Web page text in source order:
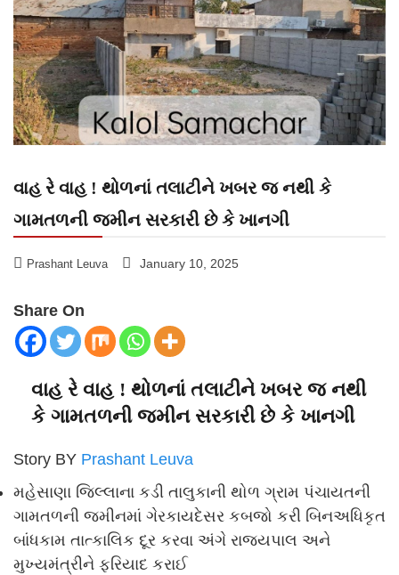
વાહ રે વાહ ! થોળનાં તલાટીને ખબર જ નથી કે
ગામતળની જમીન સરકારી છે કે ખાનગી
Prashant Leuva January 10, 2025
Share On
વાહ રે વાહ ! થોળનાં તલાટીને ખબર જ નથી
કે ગામતળની જમીન સરકારી છે કે ખાનગી
Story BY Prashant Leuva
મહેસાણા જિલ્લાના કડી તાલુકાની થોળ ગ્રામ પંચાયતની
ગામતળની જમીનમાં ગેરકાયદેસર કબજો કરી બિનઅધિકૃત
બાંધકામ તાત્કાલિક દૂર કરવા અંગે રાજ્યપાલ અને
મુખ્યમંત્રીને ફરિયાદ કરાઈ